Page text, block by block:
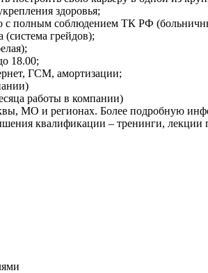
здоровья;
с полным соблюдением ТК РФ
(система грейдов);
18.00;
ГСМ, амортизации;
работы в компании)
МО и регионах. Более подробную
квалификации – тренинги, лекции